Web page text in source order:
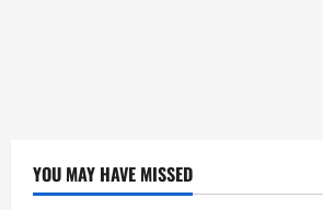
YOU MAY HAVE MISSED